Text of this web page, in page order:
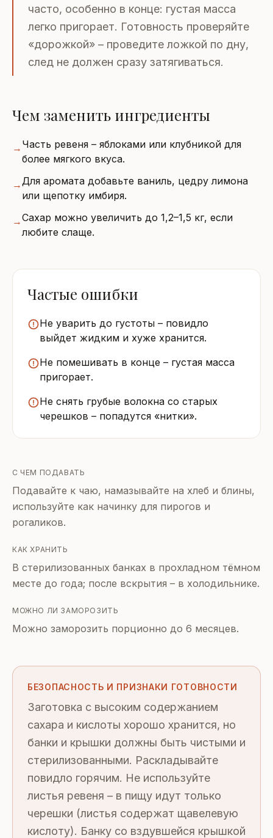
часто, особенно в конце: густая масса
легко пригорает. Готовность проверяйте
«дорожкой» – проведите ложкой по дну,
след не должен сразу затягиваться.
Чем заменить ингредиенты
→ Часть ревеня – яблоками или клубникой для
более мягкого вкуса.
→ Для аромата добавьте ваниль, цедру лимона
или щепотку имбиря.
→Сахар можно увеличить до 1,2–1,5 кг, если
любите слаще.
Частые ошибки
Не уварить до густоты – повидло
выйдет жидким и хуже хранится.
Не помешивать в конце – густая масса
пригорает.
Не снять грубые волокна со старых
черешков – попадутся «нитки».
С ЧЕМ ПОДАВАТЬ
Подавайте к чаю, намазывайте на хлеб и блины,
используйте как начинку для пирогов и
рогаликов.
КАК ХРАНИТЬ
В стерилизованных банках в прохладном тёмном
месте до года; после вскрытия – в холодильнике.
МОЖНО ЛИ ЗАМОРОЗИТЬ
Можно заморозить порционно до 6 месяцев.
БЕЗОПАСНОСТЬ И ПРИЗНАКИ ГОТОВНОСТИ
Заготовка с высоким содержанием
сахара и кислоты хорошо хранится, но
банки и крышки должны быть чистыми и
стерилизованными. Раскладывайте
повидло горячим. Не используйте
листья ревеня – в пищу идут только
черешки (листья содержат щавелевую
кислоту). Банку со вздувшейся крышкой